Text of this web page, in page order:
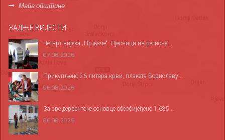
Мапа општине
ЗАДЊЕ ВИЈЕСТИ
Четврт вијека „Прљаче“: Пјесници из региона...
07.08.2026
Прикупљено 26 литара крви, плакета Бориславу...
06.08.2026
За све дервентске основце обезбијеђено 1.685...
06.08.2026